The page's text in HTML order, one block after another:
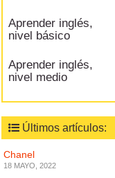
Aprender inglés,
nivel básico
Aprender inglés,
nivel medio
Últimos artículos:
Chanel
18 MAYO, 2022